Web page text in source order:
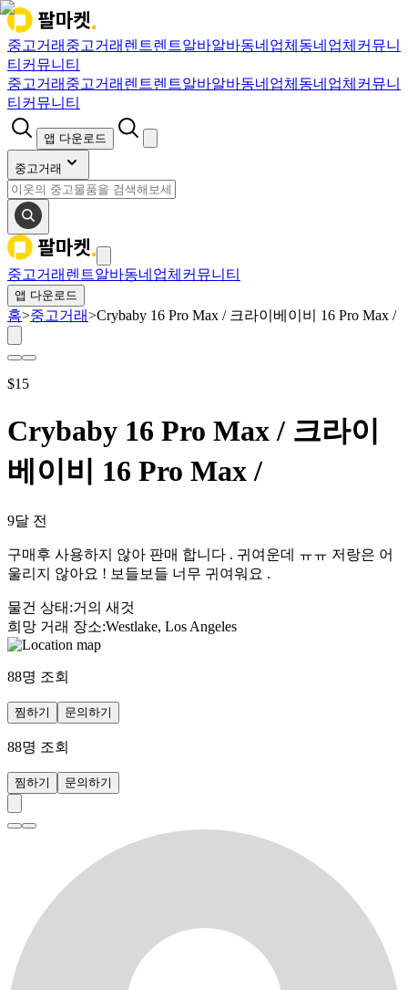
중고거래 중고거래 렌트렌트알바알바동네업체 동네업체 커뮤니
티 커뮤니티
중고거래 중고거래 렌트렌트알바알바동네업체 동네업체 커뮤니
티 커뮤니티
앱 다운로드
중고거래
중고거래 렌트알바동네업체 커뮤니티
앱 다운로드
홈>중고거래>Crybaby 16 Pro Max / 크라이베이비 16 Pro Max /
$15
Crybaby 16 Pro Max / 크라이
베이비 16 Pro Max /
9달 전
구매후 사용하지 않아 판매 합니다 . 귀여운데 ㅠㅠ 저랑은 어
울리지 않아요 ! 보들보들 너무 귀여워요 .
물건 상태 :거의 새것
희망 거래 장소:Westlake, Los Angeles
88명 조회
찜하기 문의하기
88명 조회
찜하기 문의하기